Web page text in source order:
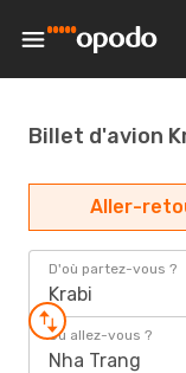
Billet d'avion
Aller-
D'où partez-vous ?
Krabi
Où allez-vous ?
Nha Trang